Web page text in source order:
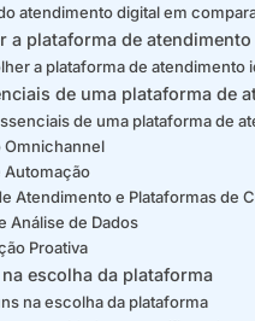
atendimento digital em
a plataforma de atendimento
a plataforma de atendimento
de uma plataforma de
de uma plataforma de
Omnichannel
Automação
Atendimento e Plataformas de
Análise de Dados
Proativa
escolha da plataforma
na escolha da plataforma